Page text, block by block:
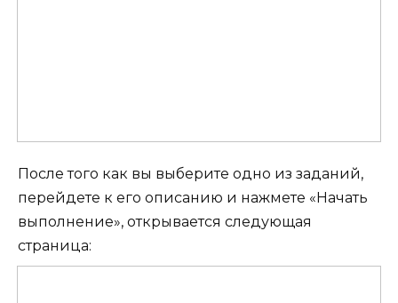
После того как вы выберите одно из заданий,
перейдете к его описанию и нажмете «Начать
выполнение», открывается следующая
страница: